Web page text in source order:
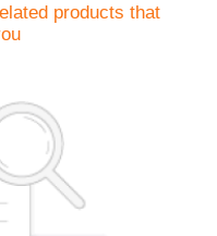
products that